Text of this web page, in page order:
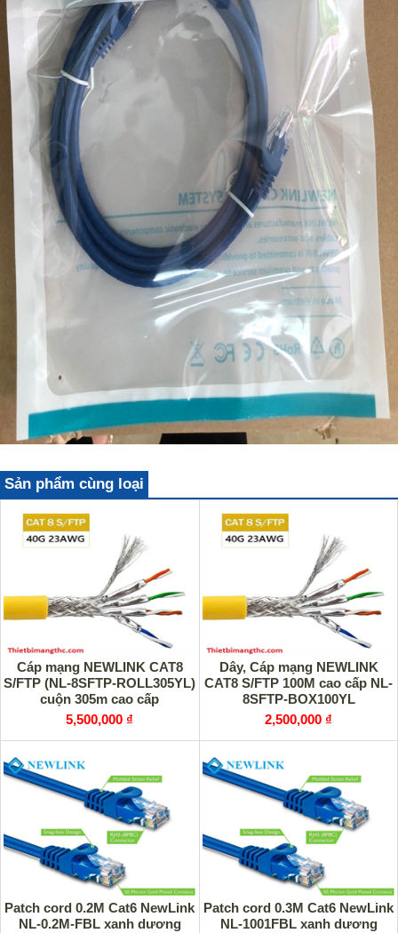
Sản phẩm cùng loại
Cáp mạng NEWLINK CAT8
S/FTP (NL-8SFTP-ROLL305YL)
cuộn 305m cao cấp
5,500,000 ₫
Dây, Cáp mạng NEWLINK
CAT8 S/FTP 100M cao cấp NL-
8SFTP-BOX100YL
2,500,000 ₫
Patch cord 0.2M Cat6 NewLink
NL-0.2M-FBL xanh dương
Patch cord 0.3M Cat6 NewLink
NL-1001FBL xanh dương